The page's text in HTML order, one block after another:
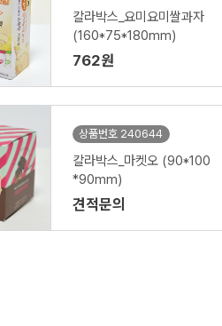
칼라박스_요미요미쌀과자
(160*75*180mm)
762원
상품번호 240644
칼라박스_마켓오 (90*100
*90mm)
견적문의